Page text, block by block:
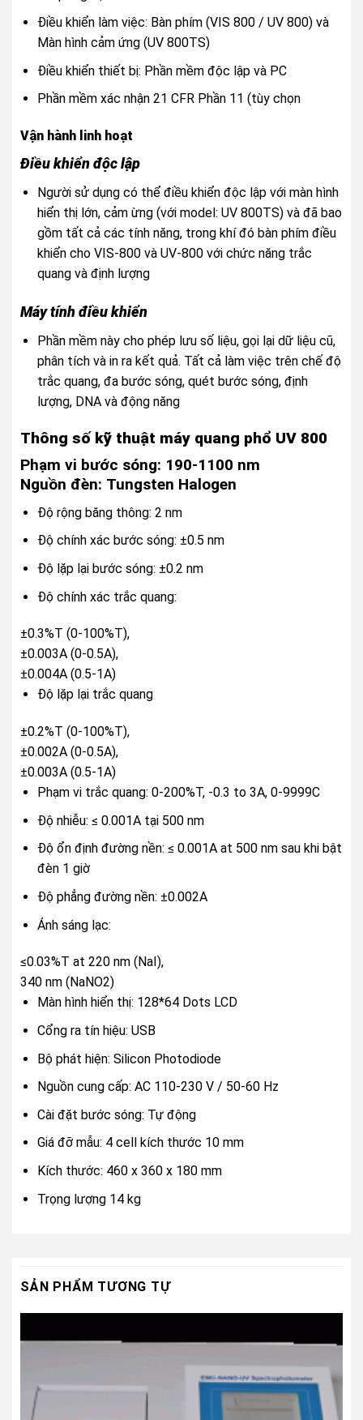
Điều khiển làm việc: Bàn phím (VIS 800 / UV 800) và
Màn hình cảm ứng (UV 800TS)
Điều khiển thiết bị: Phần mềm độc lập và PC
Phần mềm xác nhận 21 CFR Phần 11 (tùy chọn
Vận hành linh hoạt
Điều khiển độc lập
Người sử dụng có thể điều khiển độc lập với màn hình
hiển thị lớn, cảm ừng (với model: UV 800TS) và đã bao
gồm tất cả các tính năng, trong khí đó bàn phím điều
khiển cho VIS-800 và UV-800 với chức năng trắc
quang và định lượng
Máy tính điều khiển
Phần mềm này cho phép lưu số liệu, gọi lại dữ liệu cũ,
phân tích và in ra kết quả. Tất cả làm việc trên chế độ
trắc quang, đa bước sóng, quét bước sóng, định
lượng, DNA và động năng
Thông số kỹ thuật máy quang phổ UV 800
Phạm vi bước sóng: 190-1100 nm
Nguồn đèn: Tungsten Halogen
Độ rộng băng thông: 2 nm
Độ chính xác bước sóng: ±0.5 nm
Độ lặp lại bước sóng: ±0.2 nm
Độ chính xác trắc quang:
±0.3%T (0-100%T),
±0.003A (0-0.5A),
±0.004A (0.5-1A)
Độ lặp lại trắc quang
±0.2%T (0-100%T),
±0.002A (0-0.5A),
±0.003A (0.5-1A)
Phạm vi trắc quang: 0-200%T, -0.3 to 3A, 0-9999C
Độ nhiễu: ≤ 0.001A tại 500 nm
Độ ổn định đường nền: ≤ 0.001A at 500 nm sau khi bật
đèn 1 giờ
Độ phẳng đường nền: ±0.002A
Ánh sáng lạc:
≤0.03%T at 220 nm (NaI),
340 nm (NaNO2)
Màn hình hiển thị: 128*64 Dots LCD
Cổng ra tín hiệu: USB
Bộ phát hiện: Silicon Photodiode
Nguồn cung cấp: AC 110-230 V / 50-60 Hz
Cài đặt bước sóng: Tự động
Giá đỡ mẫu: 4 cell kích thước 10 mm
Kích thước: 460 x 360 x 180 mm
Trọng lượng 14 kg
SẢN PHẨM TƯƠNG TỰ